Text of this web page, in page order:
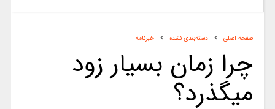
صفحه اصلی دسته‌بندی نشده خبرنامه
چرا زمان بسیار زود
میگذرد؟